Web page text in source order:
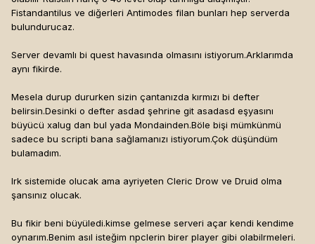
Fistandantilus ve diğerleri Antimodes filan bunları hep serverda
bulundurucaz.
Server devamlı bi quest havasında olmasını istiyorum.Arklarımda
aynı fikirde.
Mesela durup dururken sizin çantanızda kırmızı bi defter
belirsin.Desinki o defter asdad şehrine git asadasd eşyasını
büyücü xalug dan bul yada Mondainden.Böle bişi mümkünmü
sadece bu scripti bana sağlamanızı istiyorum.Çok düşündüm
bulamadım.
Irk sistemide olucak ama ayriyeten Cleric Drow ve Druid olma
şansınız olucak.
Bu fikir beni büyüledi.kimse gelmese serveri açar kendi kendime
oynarım.Benim asıl isteğim npclerin birer player gibi olabilrmeleri.